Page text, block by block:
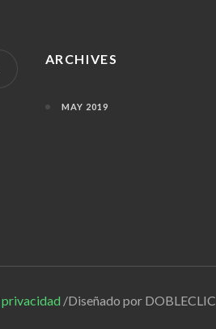
ARCHIVES
MAY 2019
/Diseñado por DOBLECLIC